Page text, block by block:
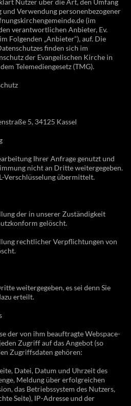
Verwendung personenbezogener
(im
verantwortlichen Anbieter, Ev.
Folgenden „Anbieter“), auf. Die
finden sich im
der Evangelischen Kirche in
Telemediengesetz (TMG).
5, 34125 Kassel
Ihrer Anfrage genutzt und
nicht an Dritte weitergegeben.
Verschlüsselung übermittelt.
der in unserer Zuständigkeit
gelöscht.
rechtlicher Verpflichtungen von
weitergegeben, es sei denn Sie
erteilt.
der von ihm beauftragte Webspace-
Zugriff auf das Angebot (so
Zugriffsdaten gehören:
Datei, Datum und Uhrzeit des
Meldung über erfolgreichen
das Betriebssystem des Nutzers,
Seite), IP-Adresse und der